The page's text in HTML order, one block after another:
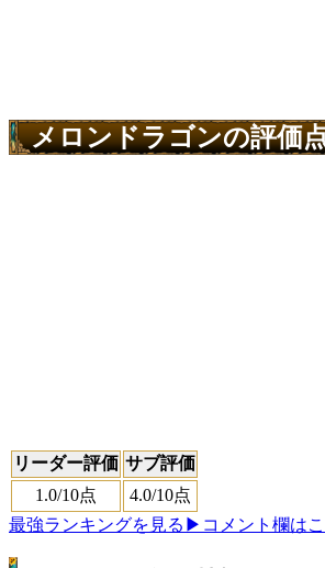
メロンドラゴンの評価
リーダー評価 サブ評価
1.0/10点 4.0/10点
最強ランキングを見る ▶コメント欄は